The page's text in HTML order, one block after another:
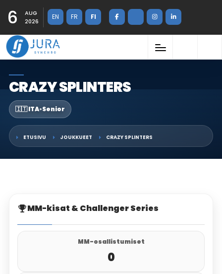
6
AUG
2026
EN FR FI
CRAZY SPLINTERS
🇮🇹 ITA•Senior
ETUSIVU JOUKKUEET CRAZY SPLINTERS
MM-kisat & Challenger Series
MM-osallistumiset
0